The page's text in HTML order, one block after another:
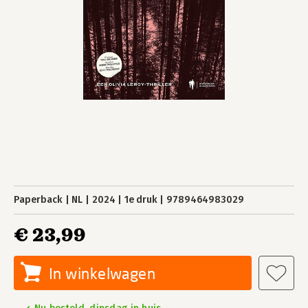
Paperback NL 2024 1e druk 9789464983029
€ 23,99
In winkelwagen